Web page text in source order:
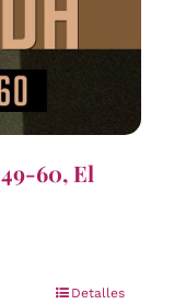
60, El
Detalles